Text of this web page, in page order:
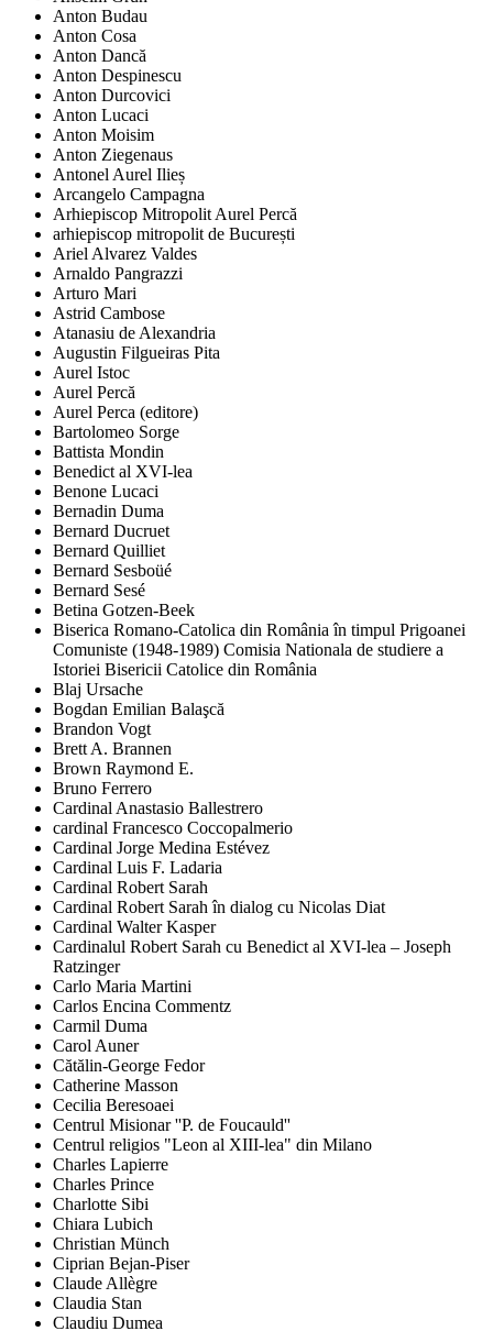
Anton Budau
Anton Cosa
Anton Dancă
Anton Despinescu
Anton Durcovici
Anton Lucaci
Anton Moisim
Anton Ziegenaus
Antonel Aurel Ilieș
Arcangelo Campagna
Arhiepiscop Mitropolit Aurel Percă
arhiepiscop mitropolit de București
Ariel Alvarez Valdes
Arnaldo Pangrazzi
Arturo Mari
Astrid Cambose
Atanasiu de Alexandria
Augustin Filgueiras Pita
Aurel Istoc
Aurel Percă
Aurel Perca (editore)
Bartolomeo Sorge
Battista Mondin
Benedict al XVI-lea
Benone Lucaci
Bernadin Duma
Bernard Ducruet
Bernard Quilliet
Bernard Sesboüé
Bernard Sesé
Betina Gotzen-Beek
Biserica Romano-Catolica din România în timpul Prigoanei
Comuniste (1948-1989) Comisia Nationala de studiere a
Istoriei Bisericii Catolice din România
Blaj Ursache
Bogdan Emilian Balaşcă
Brandon Vogt
Brett A. Brannen
Brown Raymond E.
Bruno Ferrero
Cardinal Anastasio Ballestrero
cardinal Francesco Coccopalmerio
Cardinal Jorge Medina Estévez
Cardinal Luis F. Ladaria
Cardinal Robert Sarah
Cardinal Robert Sarah în dialog cu Nicolas Diat
Cardinal Walter Kasper
Cardinalul Robert Sarah cu Benedict al XVI-lea – Joseph
Ratzinger
Carlo Maria Martini
Carlos Encina Commentz
Carmil Duma
Carol Auner
Cătălin-George Fedor
Catherine Masson
Cecilia Beresoaei
Centrul Misionar ''P. de Foucauld''
Centrul religios "Leon al XIII-lea" din Milano
Charles Lapierre
Charles Prince
Charlotte Sibi
Chiara Lubich
Christian Münch
Ciprian Bejan-Piser
Claude Allègre
Claudia Stan
Claudiu Dumea